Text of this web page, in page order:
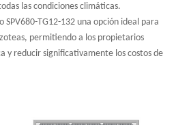
las condiciones climáticas.
SPV680-TG12-132 una opción ideal para
permitiendo a los propietarios
y reducir significativamente los costos de